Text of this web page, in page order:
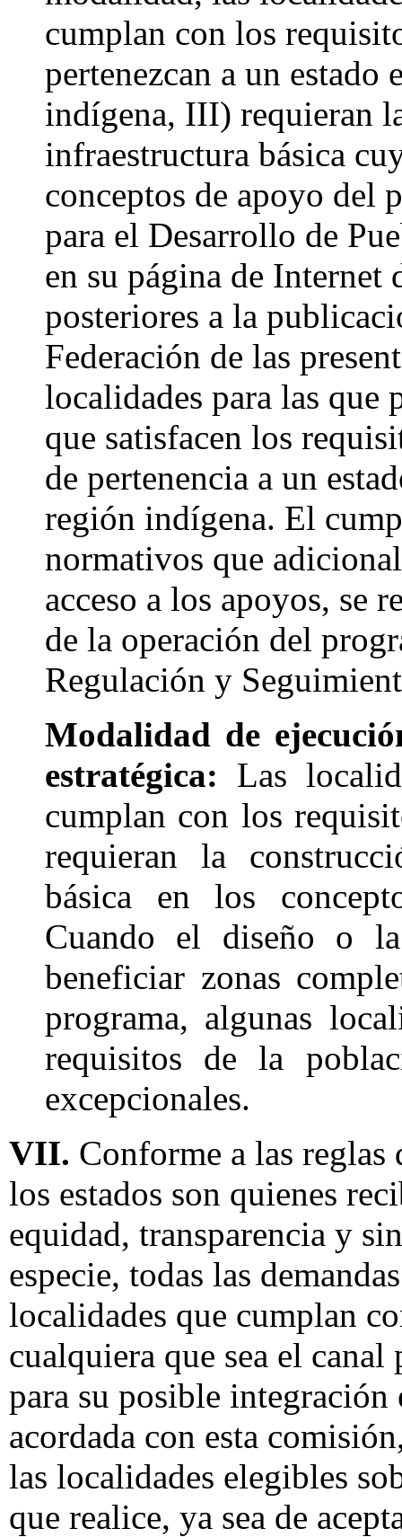
cumplan con los
pertenezcan a un estado
indígena, III) requieran
infraestructura básica
conceptos de apoyo del
para el Desarrollo de
en su página de Internet
posteriores a la
Federación de las
localidades para las que
que satisfacen los
de pertenencia a un
región indígena. El
normativos que
acceso a los apoyos, se
de la operación del
Regulación y
Modalidad de
estratégica: Las
cumplan con los
requieran la
básica en los
Cuando el diseño o
beneficiar zonas
programa, algunas
requisitos de la
excepcionales.
VII. Conforme a las
los estados son quienes
equidad, transparencia y
especie, todas las
localidades que cumplan
cualquiera que sea el
para su posible integración
acordada con esta
las localidades elegibles
que realice, ya sea de